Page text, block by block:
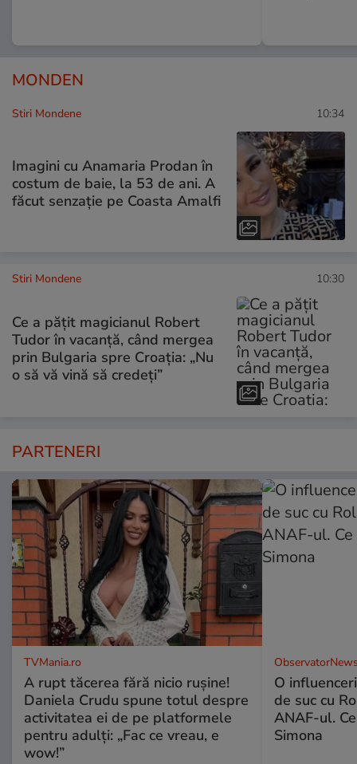
MONDEN
Stiri Mondene 10:34
Imagini cu Anamaria Prodan în
costum de baie, la 53 de ani. A
făcut senzație pe Coasta Amalfi
Stiri Mondene 10:30
Ce a pățit magicianul Robert
Tudor în vacanță, când mergea
prin Bulgaria spre Croația: „Nu
o să vă vină să credeți”
PARTENERI
TVMania.ro
A rupt tăcerea fără nicio rușine!
Daniela Crudu spune totul despre
activitatea ei de pe platformele
pentru adulți: „Fac ce vreau, e
wow!”
O
de suc cu
ANAF-ul.
Simona